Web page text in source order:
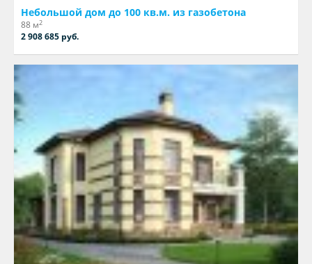
Небольшой дом до 100 кв.м. из газобетона
88 м2
2 908 685 руб.